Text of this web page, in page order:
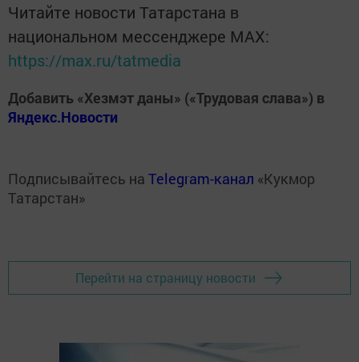
Читайте новости Татарстана в
национальном мессенджере MАХ:
https://max.ru/tatmedia
Добавить «Хезмэт даны» («Трудовая слава») в
Яндекс.Новости
Подписывайтесь на Telegram-канал «Кукмор
Татарстан»
Перейти на страницу новости